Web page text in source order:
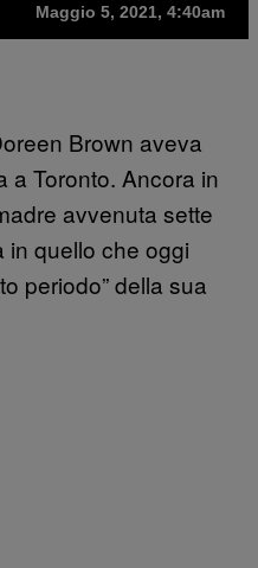
Maggio 5, 2021, 4:40am
Brown aveva
a Toronto. Ancora in
avvenuta sette
in quello che oggi
periodo” della sua